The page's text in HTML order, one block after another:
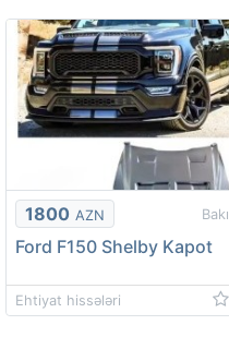
1800 AZN Bakı
Ford F150 Shelby Kapot
Ehtiyat hissələri